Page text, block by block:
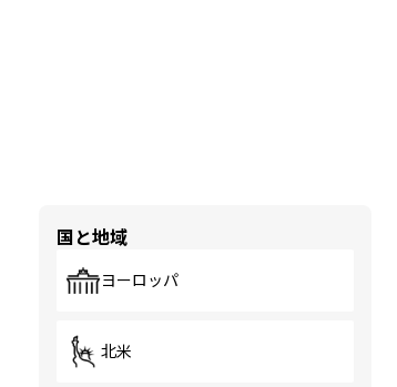
国と地域
ヨーロッパ
北米